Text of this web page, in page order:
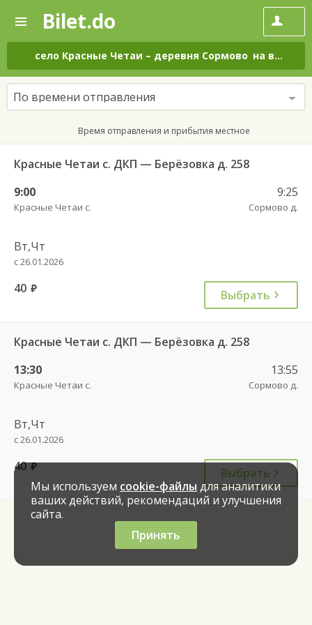
—
Поиск
и
покупка
билетов
на
автобус
онлайн
Bilet.do
село Красные Четаи – деревня Сормово на все дни
По времени отправления
Время отправления и прибытия местное
Красные Четаи с. ДКП — Берёзовка д. 258
9:00
Красные Четаи с.
9:25
Сормово д.
Вт,Чт
с 26.01.2026
40 руб. Выбрать
Красные Четаи с. ДКП — Берёзовка д. 258
13:30
Красные Четаи с.
13:55
Сормово д.
Вт,Чт
с 26.01.2026
40 руб.
Выбрать
Мы используем cookie-файлы для аналитики
ваших действий, рекомендаций и улучшения
сайта.
Принять